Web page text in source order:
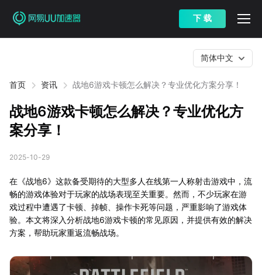
下 载
首页 资讯 战地6游戏卡顿怎么解决？专业优化方案分享！
简体中文
战地6游戏卡顿怎么解决？专业优化方
案分享！
2025-10-29
在《战地6》这款备受期待的大型多人在线第一人称射击游戏中，流
畅的游戏体验对于玩家的战场表现至关重要。然而，不少玩家在游
戏过程中遭遇了卡顿、掉帧、操作卡死等问题，严重影响了游戏体
验。本文将深入分析战地6游戏卡顿的常见原因，并提供有效的解决
方案，帮助玩家重返流畅战场。